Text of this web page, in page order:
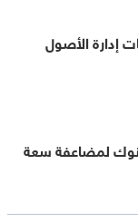
إدارة الأصول
أدنوك لمضاعفة سعة